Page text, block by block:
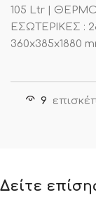
105 Ltr |
ΕΣΩΤΕΡΙΚΕΣ :
360x385x1880
9
Δείτε